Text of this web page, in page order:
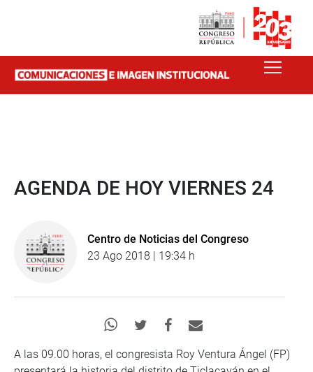
AGENDA DE HOY VIERNES 24
Centro de Noticias del Congreso
23 Ago 2018 | 19:34 h
A las 09.00 horas, el congresista Roy Ventura Ángel (FP)